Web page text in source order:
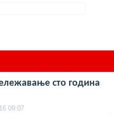
сто година
09:07